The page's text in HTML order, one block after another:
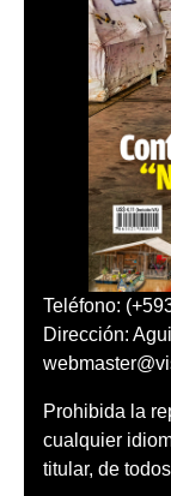
Teléfono:
Dirección:
Prohibida la
cualquier
titular, de